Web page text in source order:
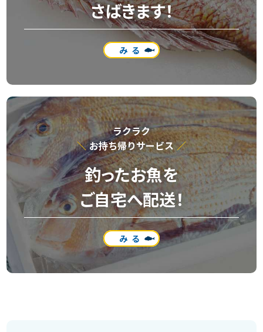
さばきます！
みる
ラクラク
お持ち帰りサービス
釣ったお魚を
ご自宅へ配送！
みる